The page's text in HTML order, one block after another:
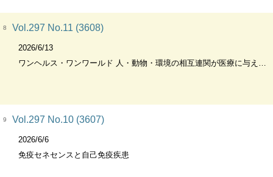
8 Vol.297 No.11 (3608)
2026/6/13
ワンヘルス・ワンワールド 人・動物・環境の相互連関が医療に与えるインパクト
9 Vol.297 No.10 (3607)
2026/6/6
免疫セネセンスと自己免疫疾患